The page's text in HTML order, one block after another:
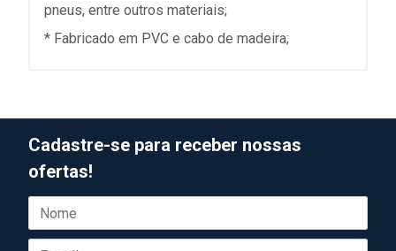
pneus, entre outros materiais;
* Fabricado em PVC e cabo de madeira;
Cadastre-se para receber nossas
ofertas!